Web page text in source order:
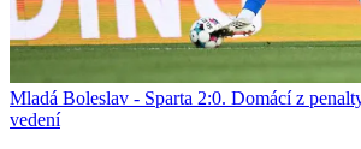
Mladá Boleslav - Sparta 2:0. Domácí z
vedení